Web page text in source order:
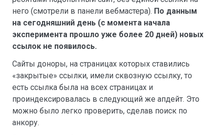
него (смотрели в панели вебмастера). По данным
на сегодняшний день (с момента начала
эксперимента прошло уже более 20 дней) новых
ссылок не появилось.
Сайты доноры, на страницах которых ставились
«закрытые» ссылки, имели сквозную ссылку, то
есть ссылка была на всех страницах и
проиндексировалась в следующий же апдейт. Это
можно было легко проверить, сделав поиск по
анкору.